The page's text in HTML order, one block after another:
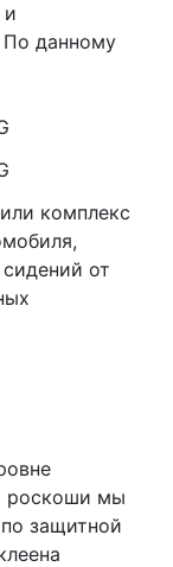
и
По данному
комплекс
от
роскоши мы
защитной